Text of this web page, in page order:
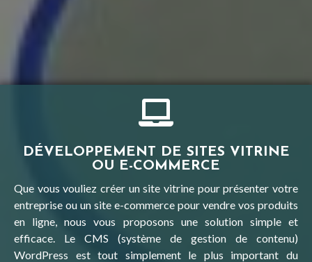
DÉVELOPPEMENT DE SITES VITRINE
OU E-COMMERCE
Que vous vouliez créer un site vitrine pour présenter votre
entreprise ou un site e-commerce pour vendre vos produits
en ligne, nous vous proposons une solution simple et
efficace. Le CMS (système de gestion de contenu)
WordPress est tout simplement le plus important du